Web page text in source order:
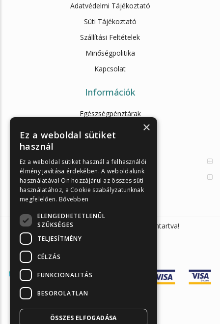
Adatvédelmi Tájékoztató
Süti Tájékoztató
Szállítási Feltételek
Minőségpolitika
Kapcsolat
Információk
Egészségpénztárak
Cikkek
Enzimes béldaganatszűrés
Orvosi információk
Sunmed Kft. 2026 © Minden jog fenntartva!
×
Ez a weboldal sütiket
használ
Ez a weboldal sütiket használ a felhasználói
élmény javítása érdekében. A weboldalunk
használatával Ön hozzájárul az összes süti
használatához, a Cookie szabályzatunknak
megfelelően. Bővebben
ELENGEDHETETLENÜL
SZÜKSÉGES
TELJESÍTMÉNY
CÉLZÁS
FUNKCIONALITÁS
BESOROLATLAN
ÖSSZES ELFOGADÁSA